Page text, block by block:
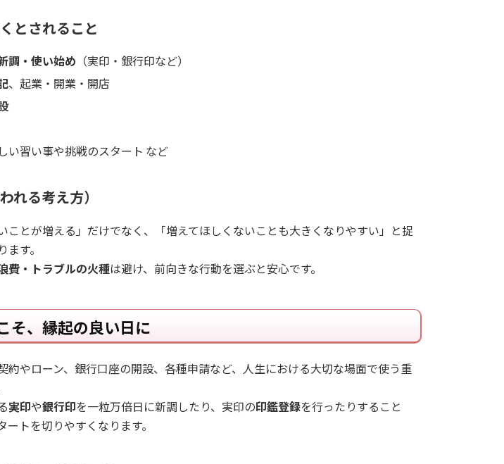
とされること
調・使い始め （実印・銀行印など）
、起業・開業・開店
い習い事や挑戦のスタート など
れる考え方）
ことが増える」だけでなく、「増えてほしくないことも大きくなりやすい」と捉
す。
費・トラブルの火種は避け、前向きな行動を選ぶと安心です。
そ、縁起の良い日に
約やローン、銀行口座の開設、各種申請など、人生における大切な場面で使う重
実印や銀行印を一粒万倍日に新調したり、実印の印鑑登録を行ったりすること
ートを切りやすくなります。